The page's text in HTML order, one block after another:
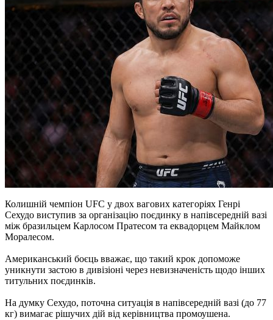
Колишній чемпіон UFC у двох вагових категоріях Генрі
Сехудо виступив за організацію поєдинку в напівсередній вазі
між бразильцем Карлосом Пратесом та еквадорцем Майклом
Моралесом.
Американський боєць вважає, що такий крок допоможе
уникнути застою в дивізіоні через невизначеність щодо інших
титульних поєдинків.
На думку Сехудо, поточна ситуація в напівсередній вазі (до 77
кг) вимагає рішучих дій від керівництва промоушена.